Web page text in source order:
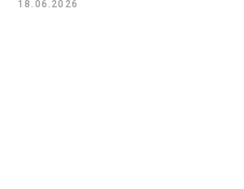
18.06.2026